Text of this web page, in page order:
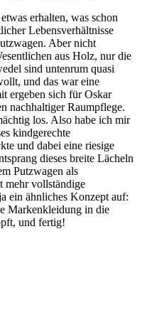
erhalten, was schon
Lebensverhältnisse
Aber nicht
aus Holz, nur die
sind untenrum quasi
und das war eine
ergeben sich für Oskar
nachhaltiger Raumpflege.
los. Also habe ich mir
kindgerechte
und dabei eine riesige
dieses breite Lächeln
Putzwagen als
mehr vollständige
ein ähnliches Konzept auf:
Markenkleidung in die
und fertig!